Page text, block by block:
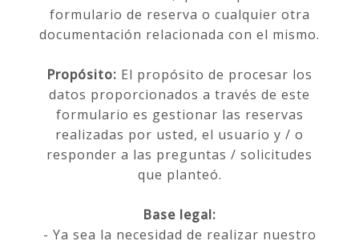
formulario de reserva o cualquier otra
documentación relacionada con el mismo.
Propósito: El propósito de procesar los
datos proporcionados a través de este
formulario es gestionar las reservas
realizadas por usted, el usuario y / o
responder a las preguntas / solicitudes
que planteó.
Base legal:
- Ya sea la necesidad de realizar nuestro